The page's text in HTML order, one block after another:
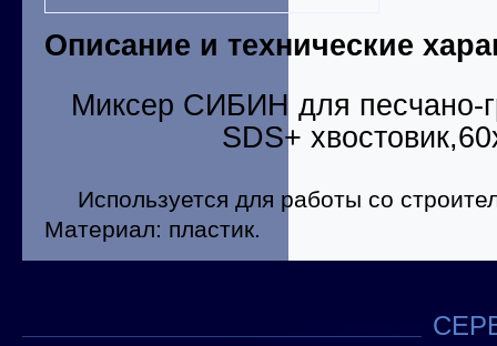
Описание и технические
Миксер СИБИН для песчано-
SDS+
Используется для работы со
Материал: пластик.